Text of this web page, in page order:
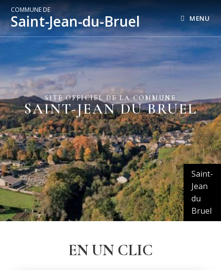
COMMUNE DE
Saint-Jean-du-Bruel MENU
Saint-
Jean
du
Bruel
SITE OFFICIEL DE LA COMMUNE
SAINT-JEAN DU BRUEL
EN UN CLIC